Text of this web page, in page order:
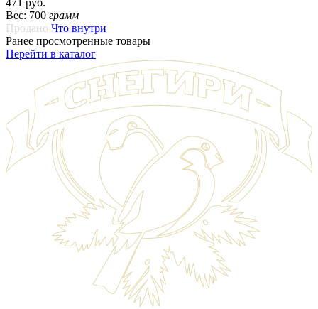
471 руб.
Вес: 700 грамм
Продано Что внутри
Ранее просмотренные товары
Перейти в каталог